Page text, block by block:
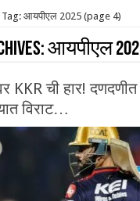
Tag: आयपीएल 2025(page 4)
आयपीएल
KKR ची हार! दणदणीत
विराट…